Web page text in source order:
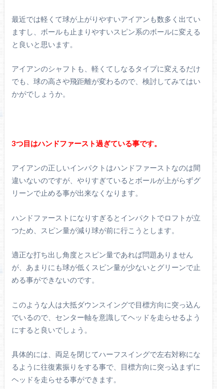
最近では軽くて球が上がりやすいアイアンも数多く出てい
ますし、ボールも止まりやすいスピン系のボールに変える
と良いと思います。
アイアンのシャフトも、軽くてしなるタイプに変えるだけ
でも、球の高さや飛距離が変わるので、検討してみてはい
かがでしょうか。
3つ目はハンドファースト過ぎている事です。
アイアンの正しいインパクトはハンドファーストなのは間
違いないのですが、やりすぎているとボールが上がらずグ
リーンで止める事が出来なくなります。
ハンドファーストになりすぎるとインパクトでロフトが立
つため、スピン量が減り球が前に行こうとします。
適正な打ち出し角度とスピン量であれば問題ありません
が、あまりにも球が低くスピン量が少ないとグリーンで止
める事ができないのです。
このような人は大抵ダウンスイングで目標方向に突っ込ん
でいるので、センター軸を意識してヘッドを走らせるよう
にすると良いでしょう。
具体的には、両足を閉じてハーフスイングで左右対称にな
るように往復素振りをする事で、目標方向に突っ込まずに
ヘッドを走らせる事ができます。